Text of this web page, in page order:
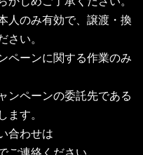
人のみ有効で、譲渡・換
さい。
ペーンに関する作業のみ
ンペーンの委託先である
ます。
合わせは